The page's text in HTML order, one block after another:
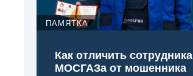
ПАМЯТКА
Как отличить сотрудника
МОСГАЗа от мошенника